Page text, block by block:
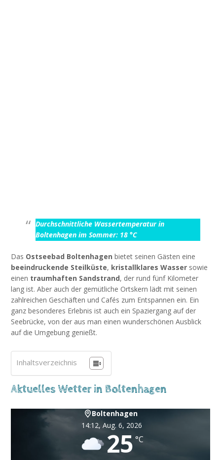
Durchschnittliche Wassertemperatur in
Boltenhagen im Sommer: 18 °C
Das Ostseebad Boltenhagen bietet seinen Gästen eine
beeindruckende Steilküste, kristallklares Wasser sowie
einen traumhaften Sandstrand, der rund fünf Kilometer
lang ist. Aber auch der gemütliche Ortskern lädt mit seinen
zahlreichen Geschäften und Cafés zum Entspannen ein. Ein
ganz besonderes Erlebnis ist auch ein Spaziergang auf der
Seebrücke, von der aus man einen wunderschönen Ausblick
auf die Umgebung genießt.
Inhaltsverzeichnis
Aktuelles Wetter in Boltenhagen
Boltenhagen
14:12, Aug. 6, 2026
25 °C